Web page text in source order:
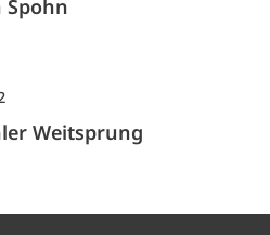
Spohn
Weitsprung